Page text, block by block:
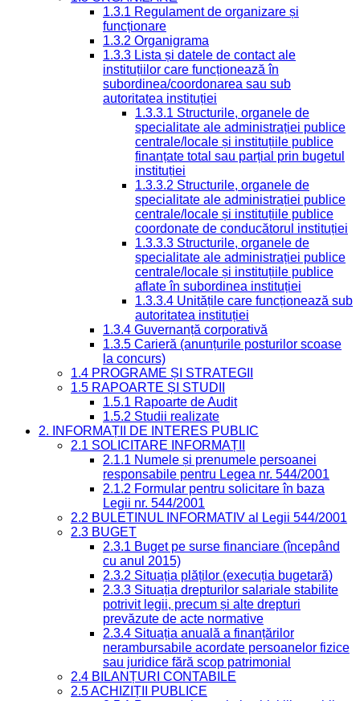
1.3.1 Regulament de organizare și
funcționare
1.3.2 Organigrama
1.3.3 Lista și datele de contact ale
instituțiilor care funcționează în
subordinea/coordonarea sau sub
autoritatea instituției
1.3.3.1 Structurile, organele de
specialitate ale administrației publice
centrale/locale și instituțiile publice
finanțate total sau parțial prin bugetul
instituției
1.3.3.2 Structurile, organele de
specialitate ale administrației publice
centrale/locale și instituțiile publice
coordonate de conducătorul instituției
1.3.3.3 Structurile, organele de
specialitate ale administrației publice
centrale/locale și instituțiile publice
aflate în subordinea instituției
1.3.3.4 Unitățile care funcționează sub
autoritatea instituției
1.3.4 Guvernanță corporativă
1.3.5 Carieră (anunțurile posturilor scoase
la concurs)
1.4 PROGRAME ȘI STRATEGII
1.5 RAPOARTE ȘI STUDII
1.5.1 Rapoarte de Audit
1.5.2 Studii realizate
2. INFORMAȚII DE INTERES PUBLIC
2.1 SOLICITARE INFORMAȚII
2.1.1 Numele și prenumele persoanei
responsabile pentru Legea nr. 544/2001
2.1.2 Formular pentru solicitare în baza
Legii nr. 544/2001
2.2 BULETINUL INFORMATIV al Legii 544/2001
2.3 BUGET
2.3.1 Buget pe surse financiare (începând
cu anul 2015)
2.3.2 Situația plăților (execuția bugetară)
2.3.3 Situația drepturilor salariale stabilite
potrivit legii, precum și alte drepturi
prevăzute de acte normative
2.3.4 Situația anuală a finanțărilor
nerambursabile acordate persoanelor fizice
sau juridice fără scop patrimonial
2.4 BILANȚURI CONTABILE
2.5 ACHIZIȚII PUBLICE